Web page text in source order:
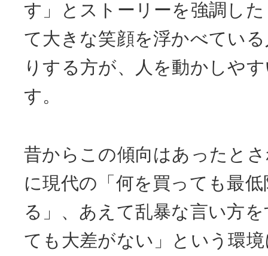
す」とストーリーを強調し
て大きな笑顔を浮かべてい
りする方が、人を動かしや
す。
昔からこの傾向はあったと
に現代の「何を買っても最
る」、あえて乱暴な言い方
ても大差がない」という環